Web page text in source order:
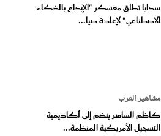
سدايا تطلق معسكر "الإبداع بالذكاء
الاصطناعي" لإعادة صيا...
مشاهير العرب
كاظم الساهر ينضم إلى أكاديمية
التسجيل الأمريكية المنظمة...